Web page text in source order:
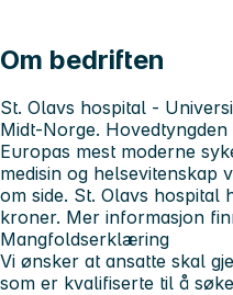
Om bedriften
St. Olavs hospital -
Midt-Norge.
Europas mest moderne
medisin og helsevitenskap
om side. St. Olavs hospital
kroner. Mer informasjon
Mangfoldserklæring
Vi ønsker at ansatte skal
som er kvalifiserte til å